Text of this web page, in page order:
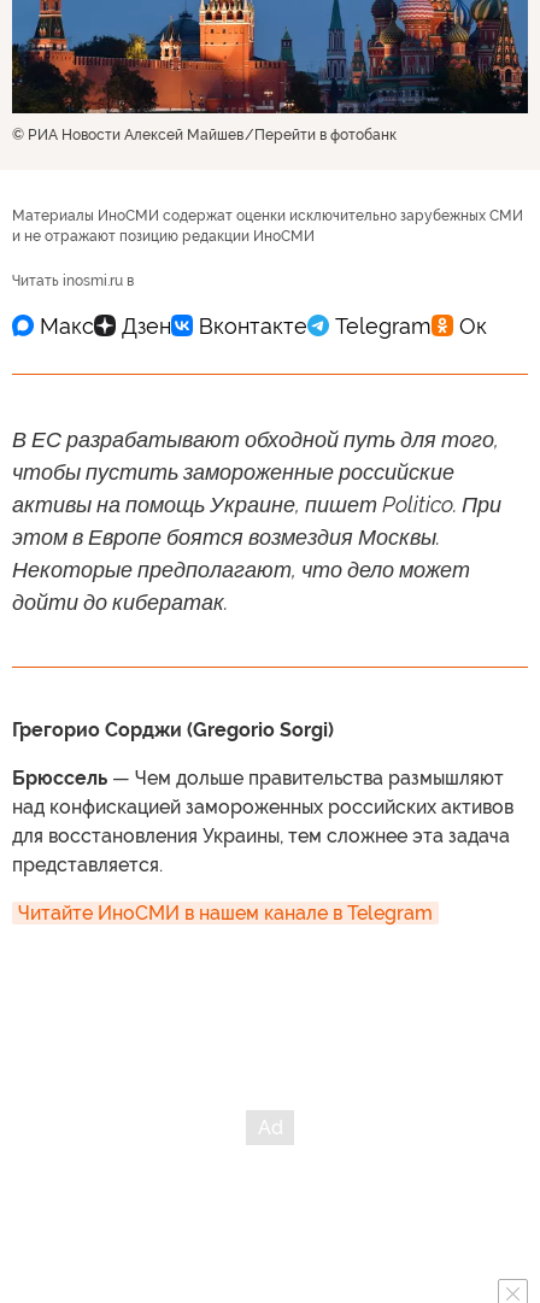
© РИА Новости Алексей Майшев Перейти в фотобанк
Материалы ИноСМИ содержат оценки исключительно зарубежных СМИ
и не отражают позицию редакции ИноСМИ
Читать inosmi.ru в
В ЕС разрабатывают обходной путь для того,
чтобы пустить замороженные российские
активы на помощь Украине, пишет Politico. При
этом в Европе боятся возмездия Москвы.
Некоторые предполагают, что дело может
дойти до кибератак.
Грегорио Сорджи (Gregorio Sorgi)
Брюссель — Чем дольше правительства размышляют
над конфискацией замороженных российских активов
для восстановления Украины, тем сложнее эта задача
представляется.
Читайте ИноСМИ в нашем канале в Telegram